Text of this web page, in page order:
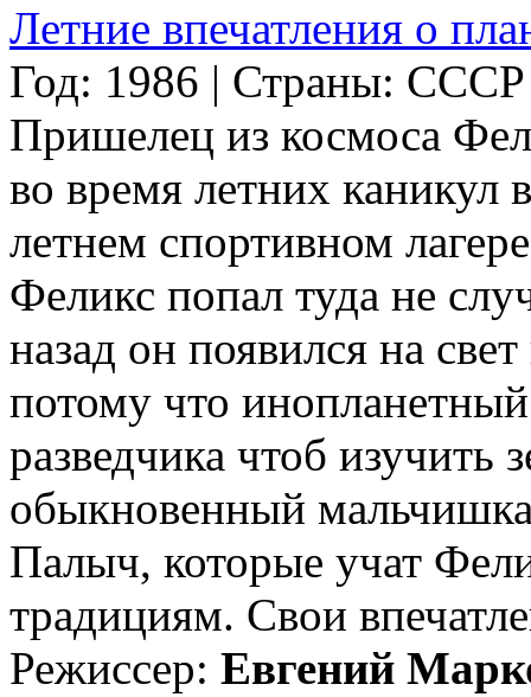
Летние впечатления о
Год: 1986 | Страны: СССР
Пришелец из космоса
во время летних каникул
летнем спортивном
Феликс попал туда не
назад он появился на
потому что
разведчика чтоб
обыкновенный
Палыч, которые учат
традициям. Свои
Режиссер: Евгений